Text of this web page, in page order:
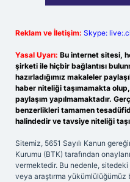
Reklam ve İletişim: Skype:
Yasal Uyarı: Bu internet sitesi,
şirketi ile hiçbir bağlantısı
hazırladığımız makaleler
haber niteliği taşımamakta
paylaşım yapılmamaktadır.
benzerlikleri tamamen
halindedir ve tavsiye niteliği
Sitemiz, 5651 Sayılı Kanun
Kurumu (BTK) tarafından
vermektedir. Bu nedenle,
veya araştırma yükümlülüğümüz